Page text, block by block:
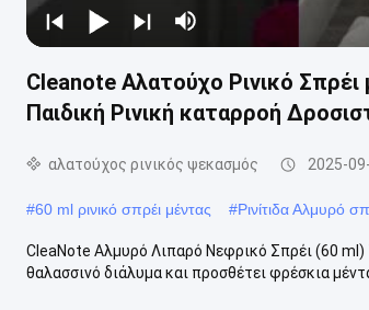
Cleanote Αλατούχο Ρινικό
Παιδική Ρινική καταρροή
αλατούχος ρινικός ψεκασμός 2025-
#60 ml ρινικό σπρέι μέντας #Ρινίτιδα Αλμυρό
CleaNote Αλμυρό Λιπαρό Νεφρικό Σπρέι (60
θαλασσινό διάλυμα και προσθέτει φρέσκια